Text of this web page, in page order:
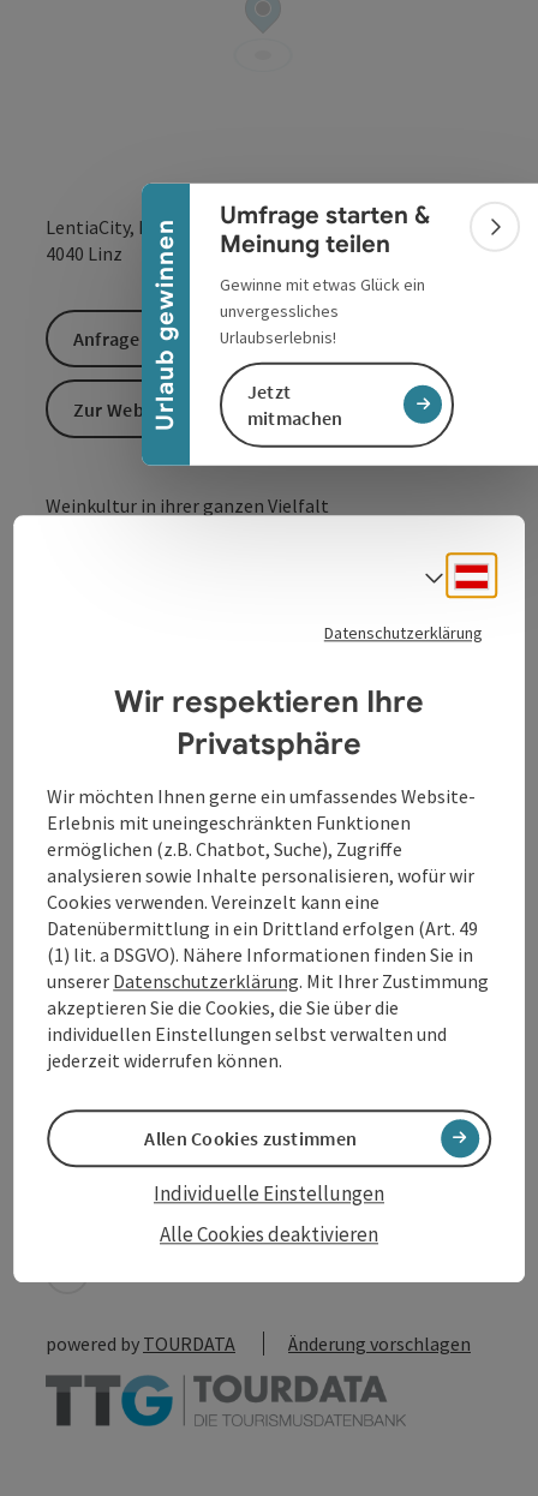
Urlaub gewinnen
Banner einklappen
Umfrage starten &
Meinung teilen
Gewinne mit etwas Glück ein
unvergessliches
Urlaubserlebnis!
Jetzt
mitmachen
LentiaCity, Blütenstraße 15
4040 Linz in Google
in
Weinkultur in ihrer ganzen Vielfalt
Freunden bei einem guten Achterl zu sitzen, das ist
Lebensqualität. Das Castello-Sortiment bietet dabei
beste Tropfen zu jeder Gelegenheit.
Kontakt
Öffnungszeiten
Anreise/Lage
Barrierefreiheit
Anfrage senden
Zur Website
Beitrag merken
zum Merkzettel
Beitrag drucken
In der Nähe
powered by TOURDATA Änderung vorschlagen
Datenschutzerklärung
Wir respektieren Ihre
Privatsphäre
Wir möchten Ihnen gerne ein umfassendes Website-
Erlebnis mit uneingeschränkten Funktionen
ermöglichen (z.B. Chatbot, Suche), Zugriffe
analysieren sowie Inhalte personalisieren, wofür wir
Cookies verwenden. Vereinzelt kann eine
Datenübermittlung in ein Drittland erfolgen (Art. 49
(1) lit. a DSGVO). Nähere Informationen finden Sie in
unserer Datenschutzerklärung. Mit Ihrer Zustimmung
akzeptieren Sie die Cookies, die Sie über die
individuellen Einstellungen selbst verwalten und
jederzeit widerrufen können.
Alle Cookies deaktivieren
Individuelle Einstellungen
Allen Cookies zustimmen